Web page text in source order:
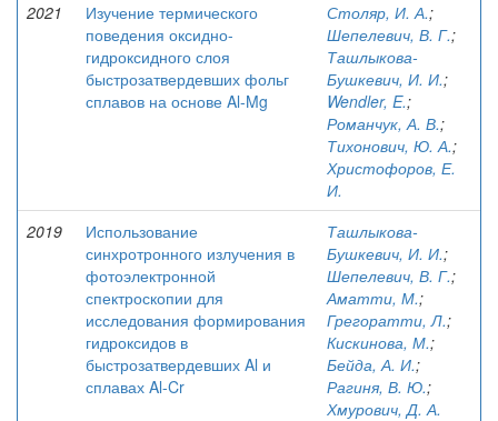
2021
Изучение термического
поведения оксидно-
гидроксидного слоя
быстрозатвердевших фольг
сплавов на основе Al-Mg
Столяр, И. А.;
Шепелевич, В. Г.;
Ташлыкова-
Бушкевич, И. И.;
Wendler, E.;
Романчук, А. В.;
Тихонович, Ю. А.;
Христофоров, Е.
И.
2019
Использование
синхротронного излучения в
фотоэлектронной
спектроскопии для
исследования формирования
гидроксидов в
быстрозатвердевших Al и
сплавах Al-Cr
Ташлыкова-
Бушкевич, И. И.;
Шепелевич, В. Г.;
Аматти, М.;
Грегоратти, Л.;
Кискинова, М.;
Бейда, А. И.;
Рагиня, В. Ю.;
Хмурович, Д. А.